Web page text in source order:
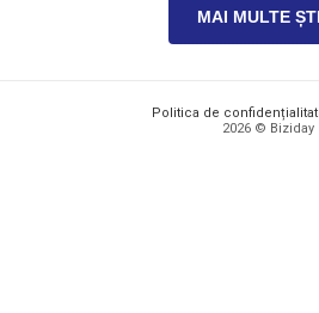
MAI MULTE
Politica de
2026 © Biziday